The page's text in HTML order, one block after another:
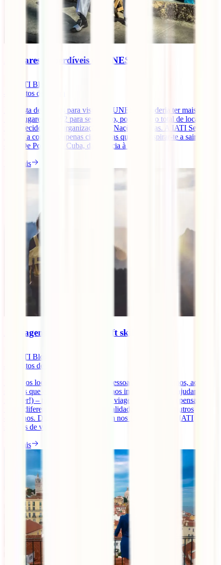
5 lugares imperdíveis da UNESCO
IATI Blog
minutos de leitura
Esta lista de lugares para visitar da UNESCO poderia ter mais de
1000 lugares – 1092 para ser exacto, pois é esse o total de locais
reconhecidos pela organização das Nações Unidas. A IATI Seguros
leva-te a conhecer apenas cinco, mas que vão inspirar-te a sair de
casa. De Portugal a Cuba, da Croácia à [...]
Ler mais
As viagens desenvolvem soft skills?
IATI Blog
minutos de leitura
Desde os locais que visitamos, às pessoas que conhecemos, aos
sabores que experimentamos e até aos imprevistos (que ajudamos a
resolver!) – tudo nos transforma. A viagem obriga-nos a pensar de
forma diferente, a encarar novas realidades, soluções e outros
caminhos. Dizem-nos que a viagem nos faz crescer. E a IATI
seguros de viagens online [...]
Ler mais